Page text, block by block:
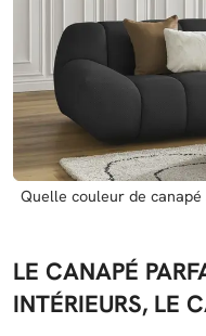
Quelle couleur de
LE CANAPÉ
INTÉRIEURS, LE